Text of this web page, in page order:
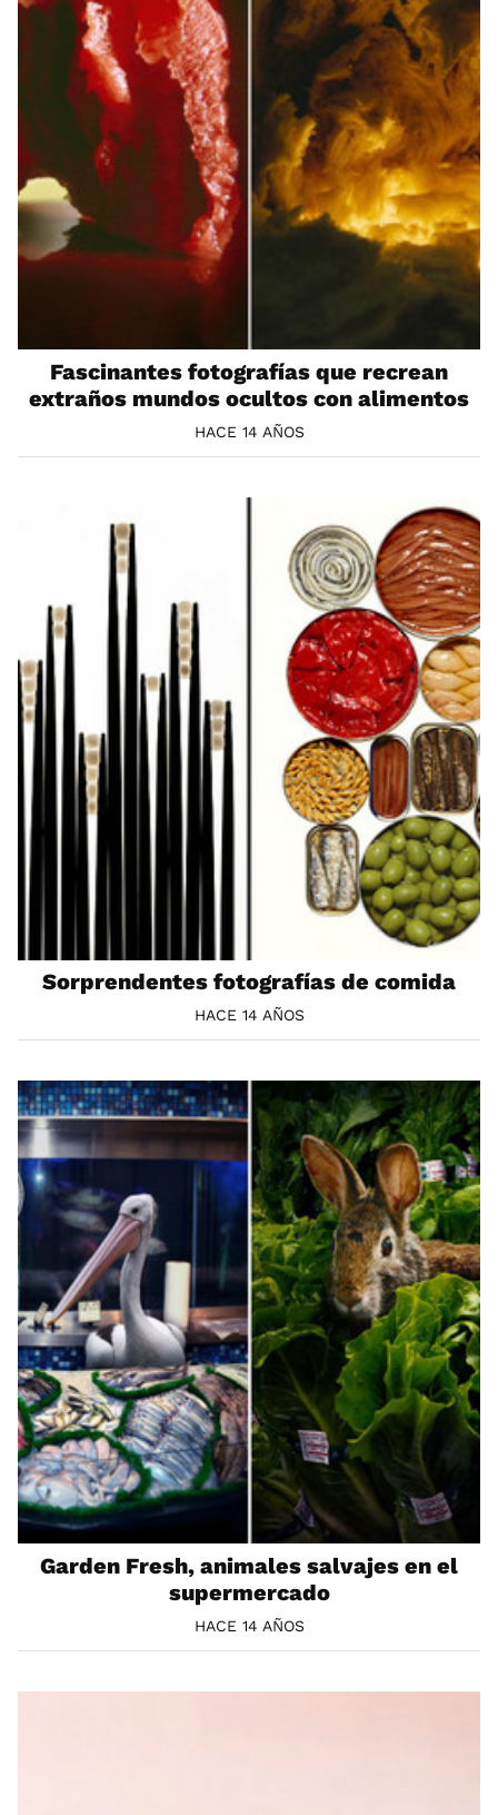
Fascinantes fotografías que recrean
extraños mundos ocultos con alimentos
HACE 14 AÑOS
Sorprendentes fotografías de comida
HACE 14 AÑOS
Garden Fresh, animales salvajes en el
supermercado
HACE 14 AÑOS